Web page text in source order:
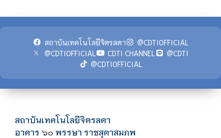
สถาบันเทคโนโลยีจิตรลดา
@CDTIOFFICIAL
@CDTIOFFICIAL
CDTI CHANNEL
@CDTI
@CDTIOFFICIAL
สถาบันเทคโนโลยีจิตรลดา
อาคาร ๖๐ พรรษา ราชสุดาสมภพ